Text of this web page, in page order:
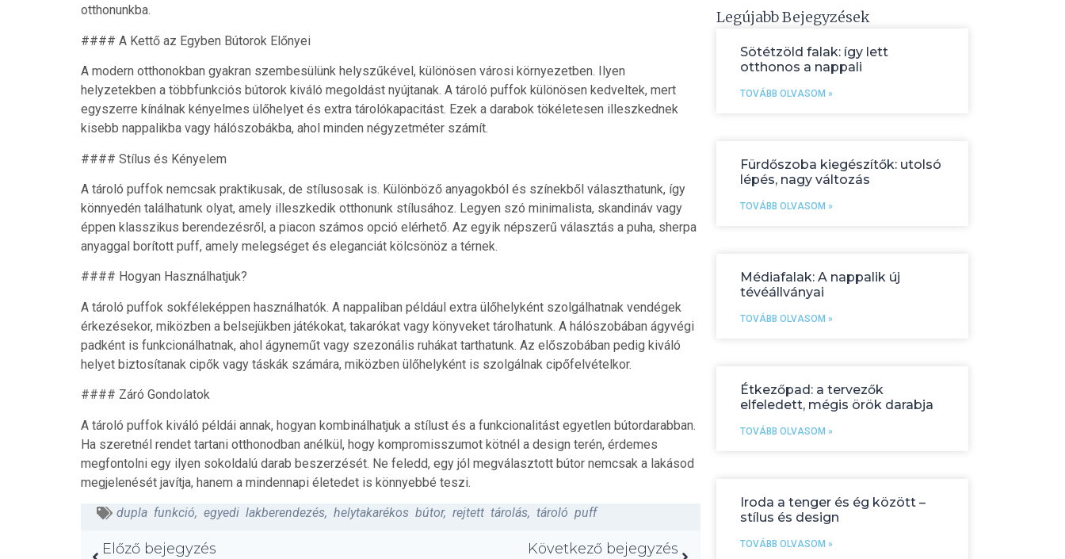
otthonunkba.
#### A Kettő az Egyben Bútorok Előnyei
A modern otthonokban gyakran szembesülünk helyszűkével, különösen városi környezetben. Ilyen
helyzetekben a többfunkciós bútorok kiváló megoldást nyújtanak. A tároló puffok különösen kedveltek, mert
egyszerre kínálnak kényelmes ülőhelyet és extra tárolókapacitást. Ezek a darabok tökéletesen illeszkednek
kisebb nappalikba vagy hálószobákba, ahol minden négyzetméter számít.
#### Stílus és Kényelem
A tároló puffok nemcsak praktikusak, de stílusosak is. Különböző anyagokból és színekből választhatunk, így
könnyedén találhatunk olyat, amely illeszkedik otthonunk stílusához. Legyen szó minimalista, skandináv vagy
éppen klasszikus berendezésről, a piacon számos opció elérhető. Az egyik népszerű választás a puha, sherpa
anyaggal borított puff, amely melegséget és eleganciát kölcsönöz a térnek.
#### Hogyan Használhatjuk?
A tároló puffok sokféleképpen használhatók. A nappaliban például extra ülőhelyként szolgálhatnak vendégek
érkezésekor, miközben a belsejükben játékokat, takarókat vagy könyveket tárolhatunk. A hálószobában ágyvégi
padként is funkcionálhatnak, ahol ágyneműt vagy szezonális ruhákat tarthatunk. Az előszobában pedig kiváló
helyet biztosítanak cipők vagy táskák számára, miközben ülőhelyként is szolgálnak cipőfelvételkor.
#### Záró Gondolatok
A tároló puffok kiváló példái annak, hogyan kombinálhatjuk a stílust és a funkcionalitást egyetlen bútordarabban.
Ha szeretnél rendet tartani otthonodban anélkül, hogy kompromisszumot kötnél a design terén, érdemes
megfontolni egy ilyen sokoldalú darab beszerzését. Ne feledd, egy jól megválasztott bútor nemcsak a lakásod
megjelenését javítja, hanem a mindennapi életedet is könnyebbé teszi.
dupla funkció, egyedi lakberendezés, helytakarékos bútor, rejtett tárolás, tároló puff
Előző bejegyzés Következő bejegyzés
Legújabb Bejegyzések
Sötétzöld falak: így lett
otthonos a nappali
TOVÁBB OLVASOM »
Fürdőszoba kiegészítők: utolsó
lépés, nagy változás
TOVÁBB OLVASOM »
Médiafalak: A nappalik új
tévéállványai
TOVÁBB OLVASOM »
Étkezőpad: a tervezők
elfeledett, mégis örök darabja
TOVÁBB OLVASOM »
Iroda a tenger és ég között –
stílus és design
TOVÁBB OLVASOM »